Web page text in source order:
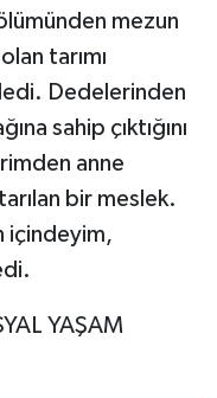
mezun
tarımı
Dedelerinden
sahip çıktığını
anne
bir meslek.
içindeyim,
YAŞAM